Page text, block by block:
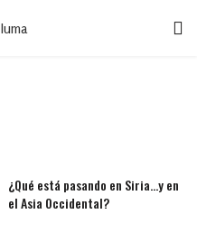
¿Qué está pasando en Siria…y en
el Asia Occidental?